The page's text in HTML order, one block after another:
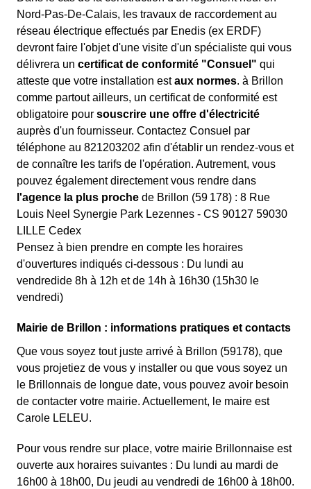
Nord-Pas-De-Calais, les travaux de raccordement au
réseau électrique effectués par Enedis (ex ERDF)
devront faire l'objet d'une visite d'un spécialiste qui vous
délivrera un certificat de conformité "Consuel" qui
atteste que votre installation estaux normes. à Brillon
comme partout ailleurs, un certificat de conformité est
obligatoire pour souscrire une offre d'électricité
auprès d'un fournisseur. Contactez Consuel par
téléphone au 821203202 afin d'établir un rendez-vous et
de connaître les tarifs de l'opération. Autrement, vous
pouvez également directement vous rendre dans
l'agence la plus proche de Brillon (59 178) : 8 Rue
Louis Neel Synergie Park Lezennes - CS 90127 59030
LILLE Cedex
Pensez à bien prendre en compte les horaires
d'ouvertures indiqués ci-dessous : Du lundi au
vendredide 8h à 12h et de 14h à 16h30 (15h30 le
vendredi)
Mairie de Brillon : informations pratiques et contacts
Que vous soyez tout juste arrivé à Brillon (59178), que
vous projetiez de vous y installer ou que vous soyez un
le Brillonnais de longue date, vous pouvez avoir besoin
de contacter votre mairie. Actuellement, le maire est
Carole LELEU.
Pour vous rendre sur place, votre mairie Brillonnaise est
ouverte aux horaires suivantes : Du lundi au mardi de
16h00 à 18h00, Du jeudi au vendredi de 16h00 à 18h00.